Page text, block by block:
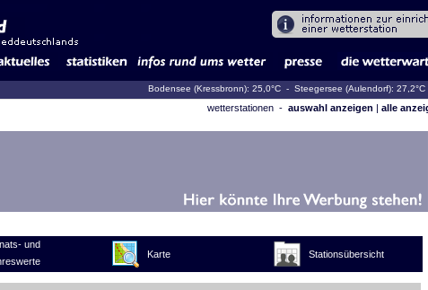
Bodensee (Kressbronn): 25,0°C - Steegersee (Aulendorf):
wetterstationen - auswahl anzeigen | alle
und
Karte Stationsübersicht